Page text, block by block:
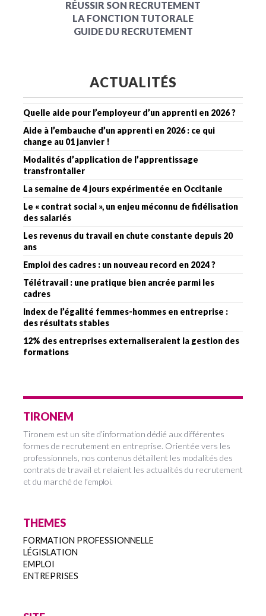
RÉUSSIR SON RECRUTEMENT
LA FONCTION TUTORALE
GUIDE DU RECRUTEMENT
ACTUALITÉS
Quelle aide pour l’employeur d’un apprenti en 2026 ?
Aide à l’embauche d’un apprenti en 2026 : ce qui
change au 01 janvier !
Modalités d’application de l’apprentissage
transfrontalier
La semaine de 4 jours expérimentée en Occitanie
Le « contrat social », un enjeu méconnu de fidélisation
des salariés
Les revenus du travail en chute constante depuis 20
ans
Emploi des cadres : un nouveau record en 2024 ?
Télétravail : une pratique bien ancrée parmi les
cadres
Index de l’égalité femmes-hommes en entreprise :
des résultats stables
12% des entreprises externaliseraient la gestion des
formations
TIRONEM
Tironem est un site d’information dédié aux différentes
formes de recrutement en entreprise. Orientée vers les
professionnels, nos contenus détaillent les modalités des
contrats de travail et relaient les actualités du recrutement
et du marché de l’emploi.
THEMES
FORMATION PROFESSIONNELLE
LÉGISLATION
EMPLOI
ENTREPRISES